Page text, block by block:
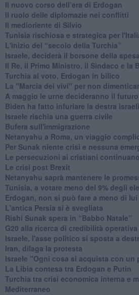
​Il nuovo corso dell’era di Erdogan
Il ruolo delle diplomazie nei conflitti
Il medioriente di Silvio
Tunisia rischiosa e strategica per
L'inizio del “secolo della Turchia”
Israele, deciderà il borsone della spesa
Il Re, il Primo Ministro, il Sindaco e la
Turchia al voto, Erdogan in bilico
La "Marcia dei vivi" per non
A maggio le urne decideranno il
Biden ha fatto infuriare la destra
Israele rischia una guerra civile
Bufera sull'immigrazione
Netanyahu a Roma, un viaggio
Per Sunak niente crisi e nessuna
Le persecuzioni ai cristiani
Le crisi post Brexit
Netanyahu saprà mantenere le
Tunisia, a votare meno del 9% degli
Erdogan, non si può fare a meno di lui
L'antica Persia si è svegliata
Rishi Sunak spera in “Babbo Natale”
G20 alla ricerca di credibilità operativa
Israele, l'asse politico si sposta a
Iran, dilaga la protesta
Israele "Ogni cosa si acquista con un
La Libia contesa tra Erdogan e Putin
Turchia tra crisi economica interna e
Mediterraneo